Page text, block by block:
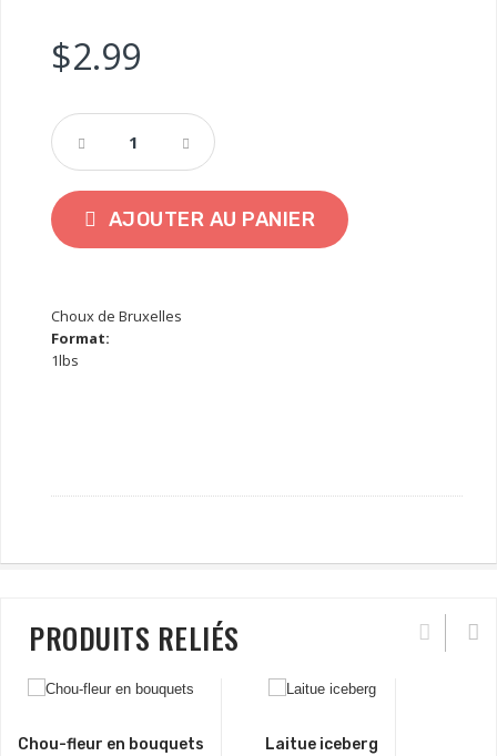
$2.99
AJOUTER AU PANIER
Choux de Bruxelles
Format:
1lbs
PRODUITS RELIÉS
Chou-fleur en bouquets Laitue iceberg